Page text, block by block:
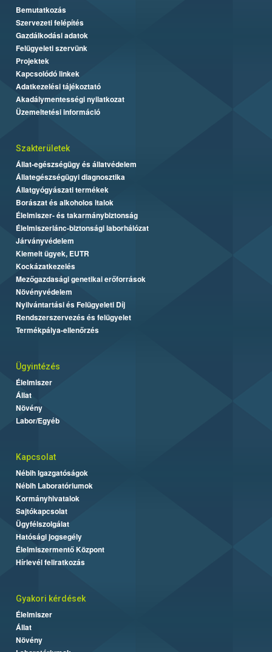
Bemutatkozás
Szervezeti felépítés
Gazdálkodási adatok
Felügyeleti szervünk
Projektek
Kapcsolódó linkek
Adatkezelési tájékoztató
Akadálymentességi nyilatkozat
Üzemeltetési információ
Szakterületek
Állat-egészségügy és állatvédelem
Állategészségügyi diagnosztika
Állatgyógyászati termékek
Borászat és alkoholos italok
Élelmiszer- és takarmánybiztonság
Élelmiszerlánc-biztonsági laborhálózat
Járványvédelem
Kiemelt ügyek, EUTR
Kockázatkezelés
Mezőgazdasági genetikai erőforrások
Növényvédelem
Nyilvántartási és Felügyeleti Díj
Rendszerszervezés és felügyelet
Termékpálya-ellenőrzés
Ügyintézés
Élelmiszer
Állat
Növény
Labor/Egyéb
Kapcsolat
Nébih Igazgatóságok
Nébih Laboratóriumok
Kormányhivatalok
Sajtókapcsolat
Ügyfélszolgálat
Hatósági jogsegély
Élelmiszermentő Központ
Hírlevél feliratkozás
Gyakori kérdések
Élelmiszer
Állat
Növény